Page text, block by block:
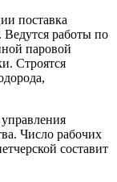
поставка
Ведутся работы по
паровой
Строятся
Число рабочих
составит